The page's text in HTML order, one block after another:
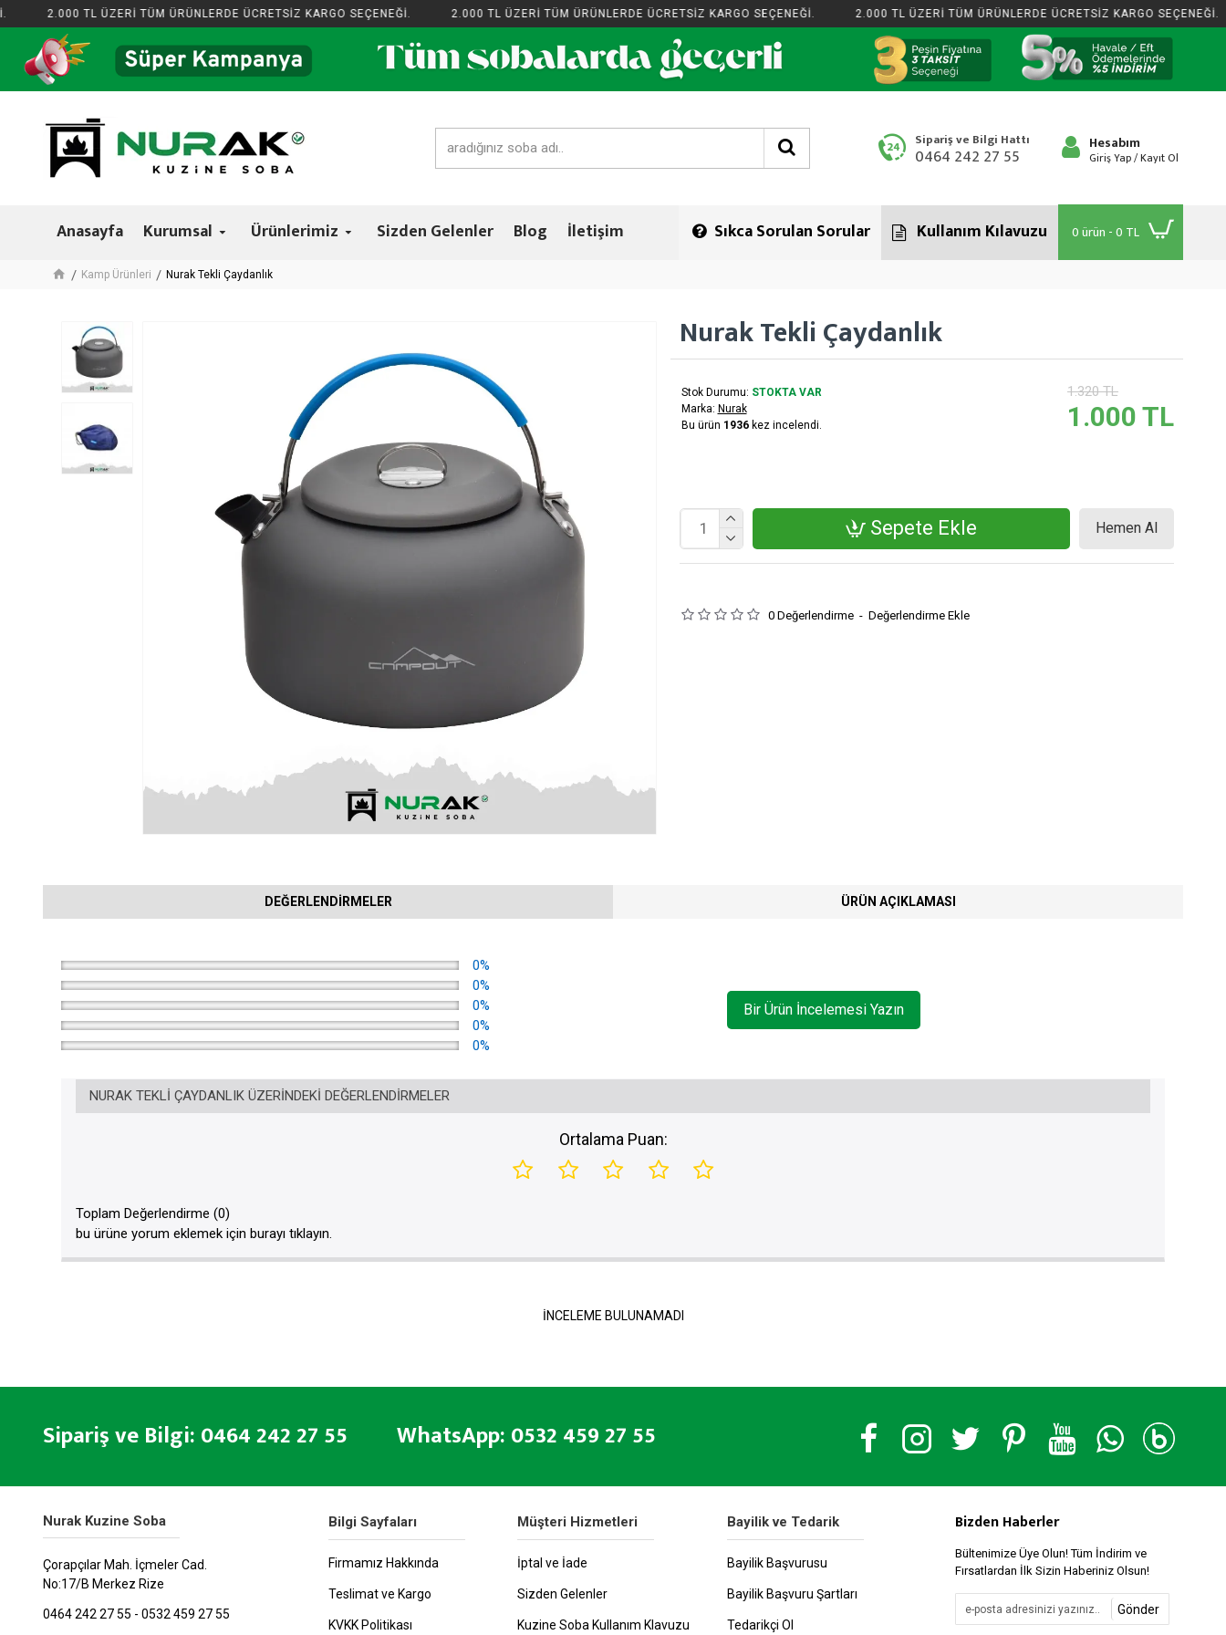
2.000 TL ÜZERİ TÜM ÜRÜNLERDE ÜCRETSİZ KARGO SEÇENEĞİ. 2.000 TL ÜZERİ TÜM ÜRÜNLERDE ÜCRETSİZ KARGO SEÇENEĞİ. 2.000 TL ÜZERİ TÜM ÜRÜNLERDE ÜCRETSİZ KARGO SEÇENEĞİ.
Sipariş ve Bilgi Hattı
0464 242 27 55
Hesabım
Giriş Yap / Kayıt Ol
Anasayfa Kurumsal Ürünlerimiz Sizden Gelenler Blog İletişim Sıkca Sorulan Sorular Kullanım Kılavuzu 0 ürün - 0 TL
Kamp Ürünleri Nurak Tekli Çaydanlık
Nurak Tekli Çaydanlık
Stok Durumu: STOKTA VAR
Marka: Nurak
Bu ürün 1936kez incelendi.
0 Değerlendirme - Değerlendirme Ekle
1.000 TL
1.320 TL
Sepete Ekle Hemen Al
DEĞERLENDIRMELER ÜRÜN AÇIKLAMASI
0%
0%
0%
0%
0%
Bir Ürün İncelemesi Yazın
NURAK TEKLI ÇAYDANLIK ÜZERINDEKI DEĞERLENDIRMELER
Ortalama Puan:
Toplam Değerlendirme (0)
bu ürüne yorum eklemek için burayı tıklayın.
İNCELEME BULUNAMADI
Sipariş ve Bilgi: 0464 242 27 55 WhatsApp: 0532 459 27 55
Nurak Kuzine Soba
Çorapçılar Mah. İçmeler Cad.
No:17/B Merkez Rize
0464 242 27 55 - 0532 459 27 55
Bilgi Sayfaları
Firmamız Hakkında
Teslimat ve Kargo
KVKK Politikası
Müşteri Hizmetleri
İptal ve İade
Sizden Gelenler
Kuzine Soba Kullanım Klavuzu
Bayilik ve Tedarik
Bayilik Başvurusu
Bayilik Başvuru Şartları
Tedarikçi Ol
Bizden Haberler
Bültenimize Üye Olun! Tüm İndirim ve
Fırsatlardan İlk Sizin Haberiniz Olsun!
Gönder